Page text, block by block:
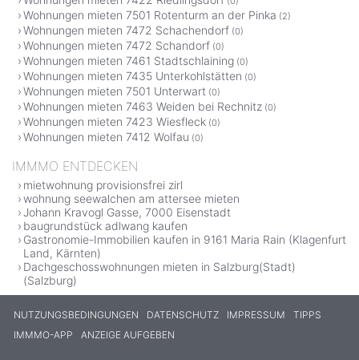
Wohnungen mieten 7501 Rotenturm an der Pinka (2)
Wohnungen mieten 7472 Schachendorf (0)
Wohnungen mieten 7472 Schandorf (0)
Wohnungen mieten 7461 Stadtschlaining (0)
Wohnungen mieten 7435 Unterkohlstätten (0)
Wohnungen mieten 7501 Unterwart (0)
Wohnungen mieten 7463 Weiden bei Rechnitz (0)
Wohnungen mieten 7423 Wiesfleck (0)
Wohnungen mieten 7412 Wolfau (0)
IMMMO ENTDECKEN
mietwohnung provisionsfrei zirl
wohnung seewalchen am attersee mieten
Johann Kravogl Gasse, 7000 Eisenstadt
baugrundstück adlwang kaufen
Gastronomie-Immobilien kaufen in 9161 Maria Rain (Klagenfurt
Land, Kärnten)
Dachgeschosswohnungen mieten in Salzburg(Stadt)
(Salzburg)
NUTZUNGSBEDINGUNGEN DATENSCHUTZ IMPRESSUM
TIPPS
IMMMO-APP
ANZEIGE AUFGEBEN